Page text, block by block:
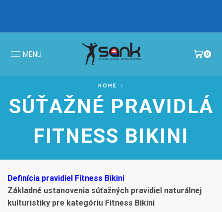
MENU 0
HOME
SÚŤAŽNÉ PRAVIDLÁ
FITNESS BIKINI
Definícia pravidiel Fitness Bikini
Základné ustanovenia súťažných pravidiel naturálnej
kulturistiky pre kategóriu Fitness Bikini